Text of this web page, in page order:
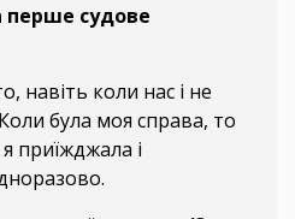
перше судове
навіть коли нас і не
була моя справа, то
приїжджала і